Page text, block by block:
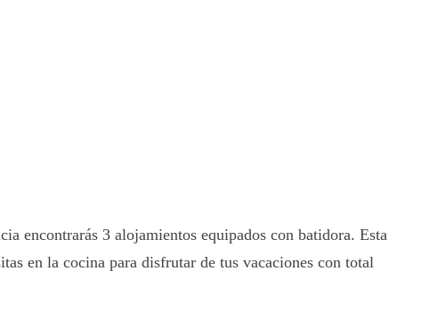
encontrarás 3 alojamientos equipados con batidora. Esta
en la cocina para disfrutar de tus vacaciones con total